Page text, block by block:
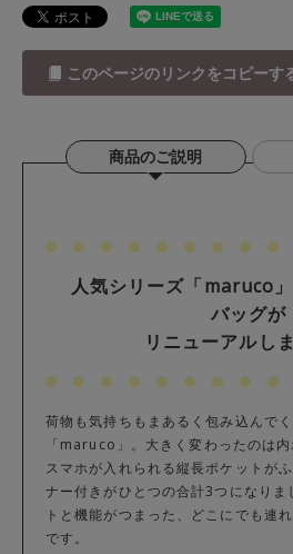
このページのリンクをコピーす
商品のご説明
人気シリーズ「maruco
バッグが
リニューアルし
荷物も気持ちもまあるく包み込んで
「maruco」。大きく変わったのは内
スマホが入れられる縦長ポケットが
ナー付きがひとつの合計3つになりま
トと機能がつまった、どこにでも連
です。